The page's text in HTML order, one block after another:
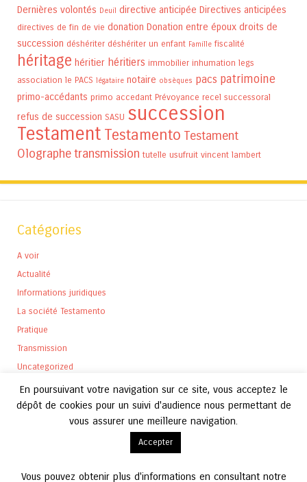
Dernières volontés Deuil directive anticipée Directives anticipées
directives de fin de vie donation Donation entre époux droits de
succession déshériter déshériter un enfant Famille fiscalité
héritage héritier héritiers immobilier inhumation legs
association le PACS légataire notaire obsèques pacs patrimoine
primo-accédants primo accedant Prévoyance recel successoral
refus de succession SASU succession
Testament Testamento Testament
Olographetransmission tutelle usufruit vincent lambert
Catégories
A voir
Actualité
Informations juridiques
La société Testamento
Pratique
Transmission
Uncategorized
En poursuivant votre navigation sur ce site, vous acceptez le
dépôt de cookies pour un suivi d'audience nous permettant de
vous assurer une meilleure navigation.
Accepter
Vous pouvez obtenir plus d'informations en consultant notre